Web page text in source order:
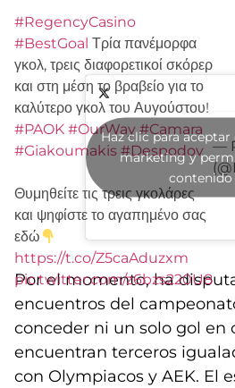
#RegencyCasino
#BestGoal Τρία πανέμορφα
γκολ, τρεις διαφορετικοί σκόρερ
και στη μέση το βραβείο για το
καλύτερο γκολ του Αυγούστου!
#PAOK #OurWay #Camara
#Giakoumakis #Despodov
Θυμηθείτε τις τρεις γκολάρες
και ψηφίστε το αγαπημένο σας
εδώ
https://t.co/Z5caAduzxm
pic.twitter.com/z6bzs220U8
—
Haz clic para aceptar
marketing y
contenido
Por el momento, ha
encuentros del
conceder ni un solo gol en
encuentran terceros
con Olympiacos y AEK. El